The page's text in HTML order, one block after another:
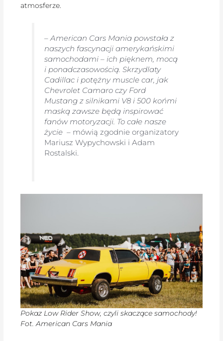
atmosferze.
–American Cars Mania powstała z
naszych fascynacji amerykańskimi
samochodami – ich pięknem, mocą
i ponadczasowością. Skrzydlaty
Cadillac i potężny muscle car, jak
Chevrolet Camaro czy Ford
Mustang z silnikami V8 i 500 końmi
maską zawsze będą inspirować
fanów motoryzacji. To całe nasze
życie– mówią zgodnie organizatory
Mariusz Wypychowski i Adam
Rostalski.
Pokaz Low Rider Show, czyli skaczące samochody!
Fot. American Cars Mania